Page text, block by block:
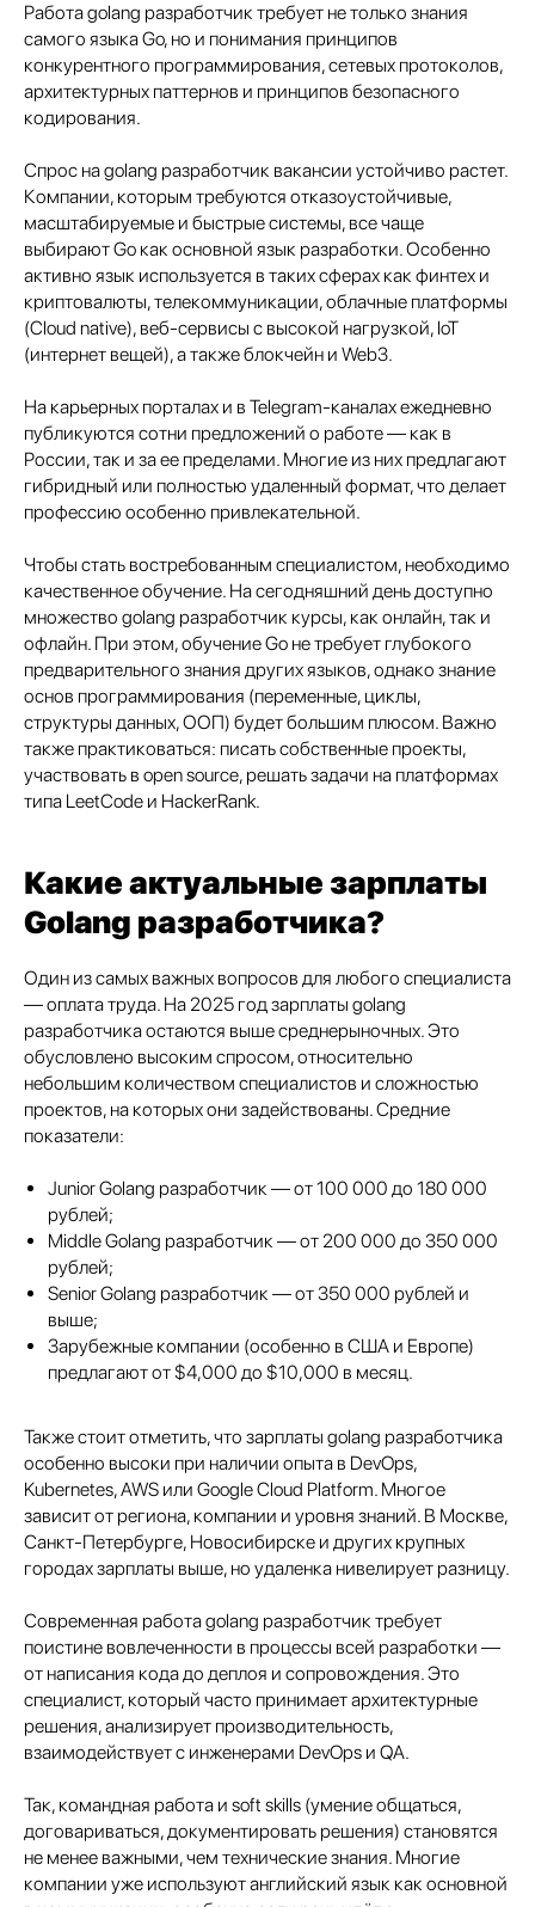
Работа golang разработчик требует не только знания
самого языка Go, но и понимания принципов
конкурентного программирования, сетевых протоколов,
архитектурных паттернов и принципов безопасного
кодирования.
Спрос на golang разработчик вакансии устойчиво растет.
Компании, которым требуются отказоустойчивые,
масштабируемые и быстрые системы, все чаще
выбирают Go как основной язык разработки. Особенно
активно язык используется в таких сферах как финтех и
криптовалюты, телекоммуникации, облачные платформы
(Cloud native), веб-сервисы с высокой нагрузкой, IoT
(интернет вещей), а также блокчейн и Web3.
На карьерных порталах и в Telegram-каналах ежедневно
публикуются сотни предложений о работе — как в
России, так и за ее пределами. Многие из них предлагают
гибридный или полностью удаленный формат, что делает
профессию особенно привлекательной.
Чтобы стать востребованным специалистом, необходимо
качественное обучение. На сегодняшний день доступно
множество golang разработчик курсы, как онлайн, так и
офлайн. При этом, обучение Go не требует глубокого
предварительного знания других языков, однако знание
основ программирования (переменные, циклы,
структуры данных, ООП) будет большим плюсом. Важно
также практиковаться: писать собственные проекты,
участвовать в open source, решать задачи на платформах
типа LeetCode и HackerRank.
Какие актуальные зарплаты
Golang разработчика?
Один из самых важных вопросов для любого специалиста
— оплата труда. На 2025 год зарплаты golang
разработчика остаются выше среднерыночных. Это
обусловлено высоким спросом, относительно
небольшим количеством специалистов и сложностью
проектов, на которых они задействованы. Средние
показатели:
Junior Golang разработчик — от 100 000 до 180 000
рублей;
Middle Golang разработчик — от 200 000 до 350 000
рублей;
Senior Golang разработчик — от 350 000 рублей и
выше;
Зарубежные компании (особенно в США и Европе)
предлагают от $4,000 до $10,000 в месяц.
Также стоит отметить, что зарплаты golang разработчика
особенно высоки при наличии опыта в DevOps,
Kubernetes, AWS или Google Cloud Platform. Многое
зависит от региона, компании и уровня знаний. В Москве,
Санкт-Петербурге, Новосибирске и других крупных
городах зарплаты выше, но удаленка нивелирует разницу.
Современная работа golang разработчик требует
поистине вовлеченности в процессы всей разработки —
от написания кода до деплоя и сопровождения. Это
специалист, который часто принимает архитектурные
решения, анализирует производительность,
взаимодействует с инженерами DevOps и QA.
Так, командная работа и soft skills (умение общаться,
договариваться, документировать решения) становятся
не менее важными, чем технические знания. Многие
компании уже используют английский язык как основной